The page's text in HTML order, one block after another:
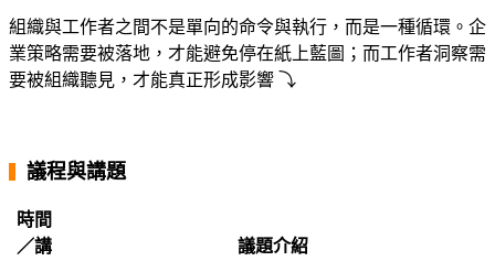
組織與工作者之間不是單向的命令與執行，而是一種循環。企
業策略需要被落地，才能避免停在紙上藍圖；而工作者洞察需
要被組織聽見，才能真正形成影響 ⤵️
議程與講題
時間
／講
議題介紹